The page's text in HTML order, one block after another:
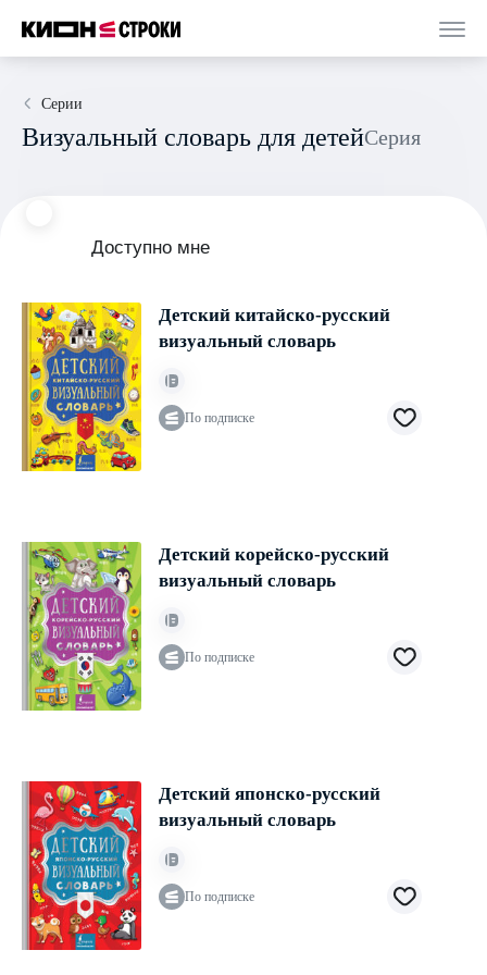
Серии
Визуальный словарь для детей Серия
Доступно мне
Детский китайско-русский
визуальный словарь
По подписке
Детский корейско-русский
визуальный словарь
По подписке
Детский японско-русский
визуальный словарь
По подписке